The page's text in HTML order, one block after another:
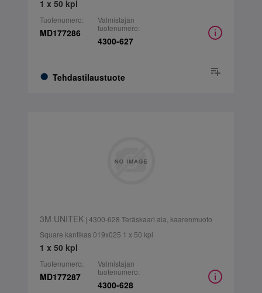
1 x 50 kpl
Tuotenumero:
MD177286
Tehdastilaustuote
Valmistajan
tuotenumero:
4300-627
3M UNITEK| 4300-628 Teräskaari ala, kaarenmuoto
Square kantikas 019x025 1 x 50 kpl
1 x 50 kpl
Tuotenumero:
MD177287
Valmistajan
tuotenumero:
4300-628